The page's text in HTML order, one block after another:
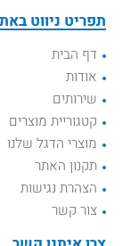
תפריט ניווט
דף הבית
אודות
שירותים
קטגוריית מוצרים
מוצרי הדגל שלנו
תקנון האתר
הצהרת נגישות
צור קשר